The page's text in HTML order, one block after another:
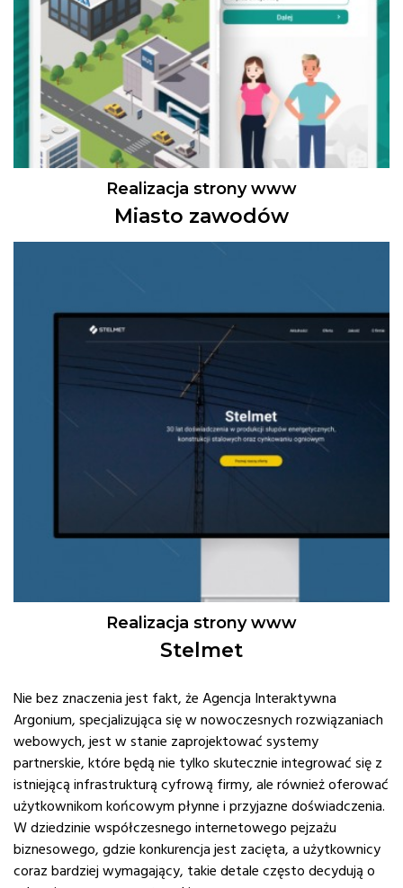
Realizacja strony www
Miasto zawodów
Realizacja strony www
Stelmet
Nie bez znaczenia jest fakt, że Agencja Interaktywna
Argonium, specjalizująca się w nowoczesnych rozwiązaniach
webowych, jest w stanie zaprojektować systemy
partnerskie, które będą nie tylko skutecznie integrować się z
istniejącą infrastrukturą cyfrową firmy, ale również oferować
użytkownikom końcowym płynne i przyjazne doświadczenia.
W dziedzinie współczesnego internetowego pejzażu
biznesowego, gdzie konkurencja jest zacięta, a użytkownicy
coraz bardziej wymagający, takie detale często decydują o